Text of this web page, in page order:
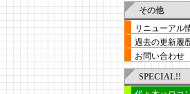
その他
リニューアル
過去の更新履
お問い合わせ
SPECIAL!!